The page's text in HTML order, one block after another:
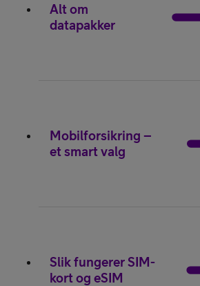
Alt om
datapakker
Mobilforsikring –
et smart valg
Slik fungerer SIM-
kort og eSIM